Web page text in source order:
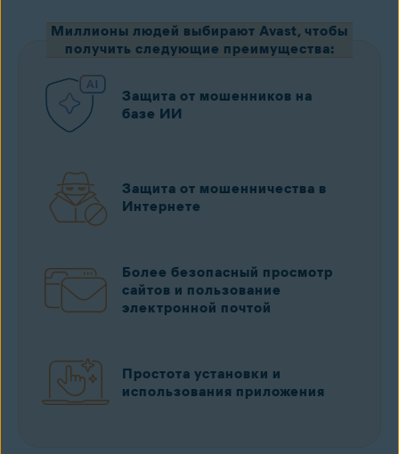
Миллионы людей выбирают Avast, чтобы
получить следующие преимущества:
Защита от мошенников на
базе ИИ
Защита от мошенничества в
Интернете
Более безопасный просмотр
сайтов и пользование
электронной почтой
Простота установки и
использования приложения